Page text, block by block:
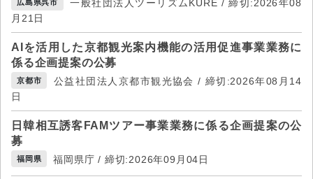
広島県呉市
一般社団法人ツーリズムKURE / 締切:2026年08
月21日
AIを活用した京都観光案内機能の活用促進事業業務に
係る企画提案の公募
京都市
公益社団法人京都市観光協会 / 締切:2026年08月14
日
日韓相互誘客FAMツアー事業業務に係る企画提案の公
募
福岡県 福岡県庁 / 締切:2026年09月04日